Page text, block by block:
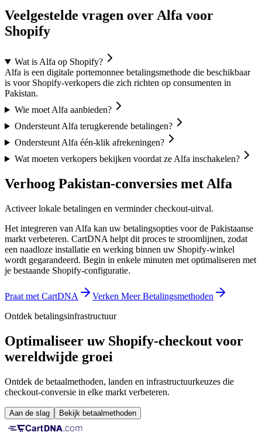
Veelgestelde vragen over Alfa voor
Shopify
Wat is Alfa op Shopify?
Alfa is een digitale portemonnee betalingsmethode die beschikbaar
is voor Shopify-verkopers die zich richten op consumenten in
Pakistan.
Wie moet Alfa aanbieden?
Ondersteunt Alfa terugkerende betalingen?
Ondersteunt Alfa één-klik afrekeningen?
Wat moeten verkopers bekijken voordat ze Alfa inschakelen?
Verhoog Pakistan-conversies met Alfa
Activeer lokale betalingen en verminder checkout-uitval.
Het integreren van Alfa kan uw betalingsopties voor de Pakistaanse
markt verbeteren. CartDNA helpt dit proces te stroomlijnen, zodat
een naadloze installatie en werking binnen uw Shopify-winkel
wordt gegarandeerd. Begin in enkele minuten met optimaliseren met
je bestaande Shopify-configuratie.
Praat met CartDNA
Verken Meer Betalingsmethoden
Ontdek betalingsinfrastructuur
Optimaliseer uw Shopify-checkout voor
wereldwijde groei
Ontdek de betaalmethoden, landen en infrastructuurkeuzes die
checkout-conversie in elke markt verbeteren.
Aan de slag Bekijk betaalmethoden